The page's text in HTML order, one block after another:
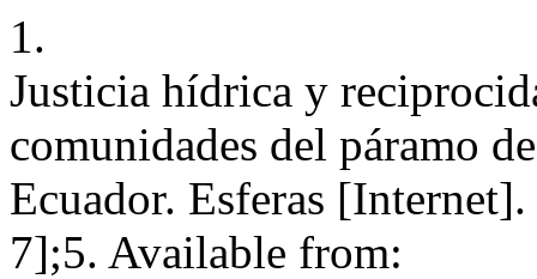
1.
Justicia hídrica y
comunidades del páramo
Ecuador. Esferas
7];5. Available from: